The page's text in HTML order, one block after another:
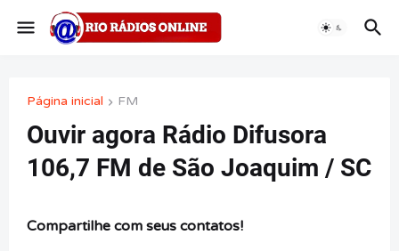
Página inicial FM
Ouvir agora Rádio Difusora
106,7 FM de São Joaquim / SC
Compartilhe com seus contatos!